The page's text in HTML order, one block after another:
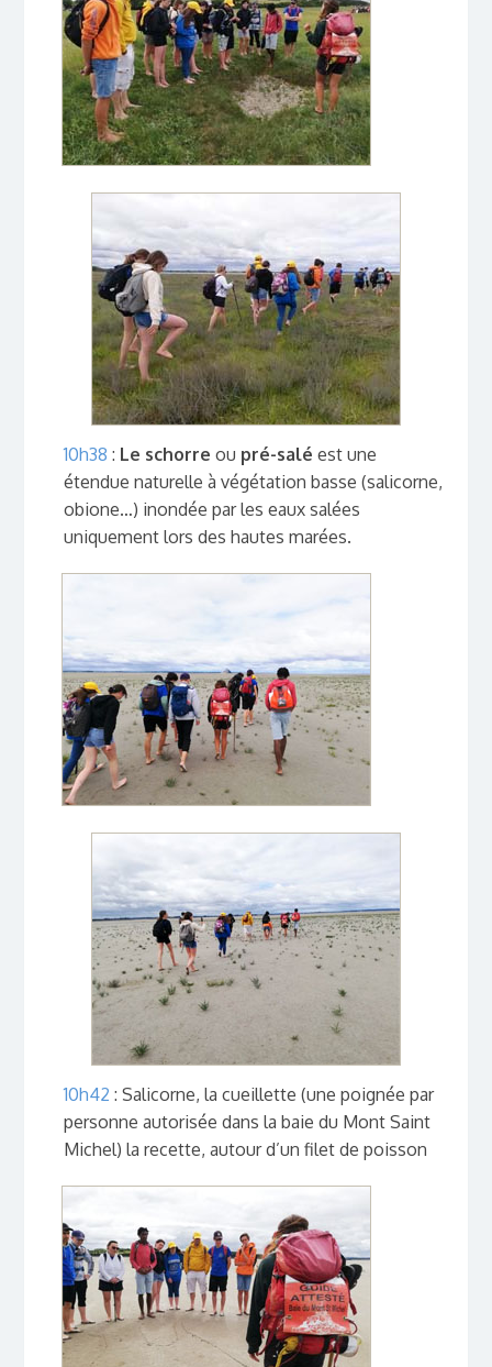
10h38 : Le schorre ou pré-salé est une
étendue naturelle à végétation basse (salicorne,
obione…) inondée par les eaux salées
uniquement lors des hautes marées.
10h42 : Salicorne, la cueillette (une poignée par
personne autorisée dans la baie du Mont Saint
Michel) la recette, autour d’un filet de poisson